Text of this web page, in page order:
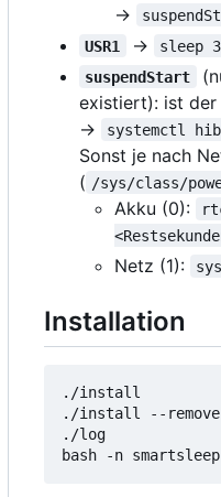
→
USR1 → sleep 3
suspendStart
existiert): ist
→
systemctl
Sonst je nach
( /sys/class/
Akku (0):
Netz (1):
Installation
./
./install --
./
bash -n